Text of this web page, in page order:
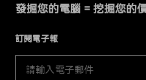
Cookies政策（已更新）
發掘您的電腦 = 挖掘您的
訂閱電子報